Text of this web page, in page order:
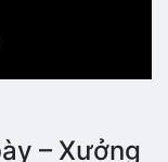
– Xưởng